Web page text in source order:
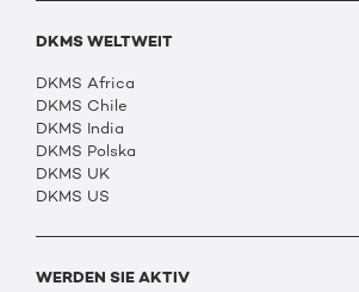
DKMS WELTWEIT
DKMS Africa
DKMS Chile
DKMS India
DKMS Polska
DKMS UK
DKMS US
WERDEN SIE AKTIV